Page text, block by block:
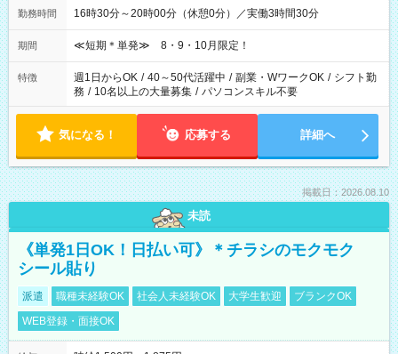
勤務時間 16時30分～20時00分（休憩0分）／実働3時間30分
期間 ≪短期＊単発≫ 8・9・10月限定！
特徴 週1日からOK / 40～50代活躍中 / 副業・WワークOK / シフト勤
務 / 10名以上の大量募集 / パソコンスキル不要
気になる！ 応募する 詳細へ
掲載日：2026.08.10
未読
《単発1日OK！日払い可》＊チラシのモクモク
シール貼り
派遣 職種未経験OK 社会人未経験OK 大学生歓迎
ブランクOK
WEB登録・面接OK